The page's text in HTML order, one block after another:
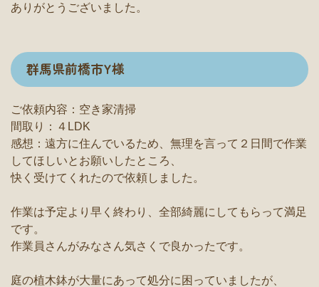
ありがとうございました。
群馬県前橋市Y様
ご依頼内容：空き家清掃
間取り：４LDK
感想：遠方に住んでいるため、無理を言って２日間で作業
してほしいとお願いしたところ、
快く受けてくれたので依頼しました。
作業は予定より早く終わり、全部綺麗にしてもらって満足
です。
作業員さんがみなさん気さくで良かったです。
庭の植木鉢が大量にあって処分に困っていましたが、